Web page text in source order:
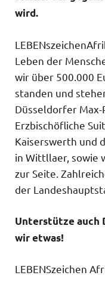
wird.
Leben der
wir über 500.000
standen und
Düsseldorfer Max-
Erzbischöfliche
Kaiserswerth und
in Wittllaer, sowie
zur Seite.
der
Unterstütze auch
wir etwas!
LEBENSzeichen